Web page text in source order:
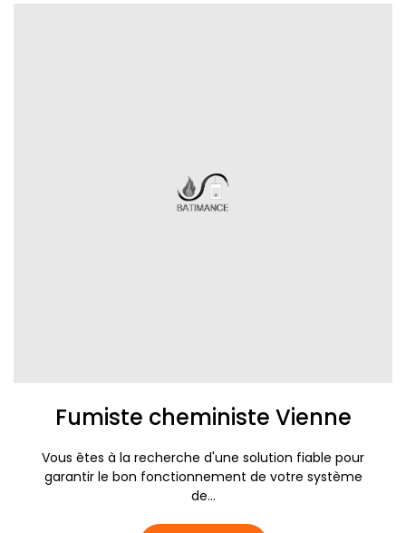
Fumiste cheministe Vienne
Vous êtes à la recherche d'une solution fiable pour
garantir le bon fonctionnement de votre système
de...